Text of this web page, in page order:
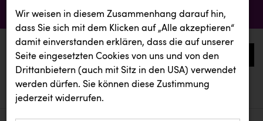
0
aktuelle aussendungen
aktuelle aussendungen
Wir weisen in diesem Zusammenhang darauf hin,
dass Sie sich mit dem Klicken auf „Alle akzeptieren“
damit ein­ver­standen erklären, dass die auf unserer
Seite eingesetzten Cookies von uns und von den
Drittanbietern (auch mit Sitz in den USA) verwendet
werden dürfen. Sie können diese Zustimmung
jederzeit widerrufen.